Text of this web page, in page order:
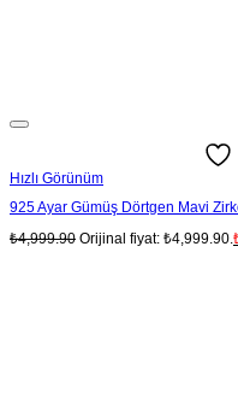
Hızlı Görünüm
925 Ayar Gümüş Dörtgen Mavi
₺4,999.90 Orijinal fiyat: ₺4,999.90.